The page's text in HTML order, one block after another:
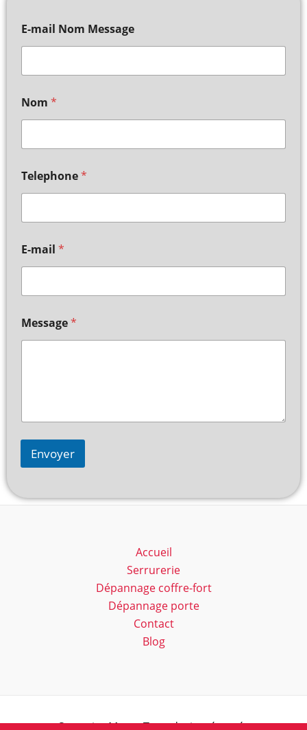
E-mail Nom Message
Nom *
Telephone*
E-mail *
Message*
Envoyer
Accueil
Serrurerie
Dépannage coffre-fort
Dépannage porte
Contact
Blog
Serrurier Marc - Tous droits réservés